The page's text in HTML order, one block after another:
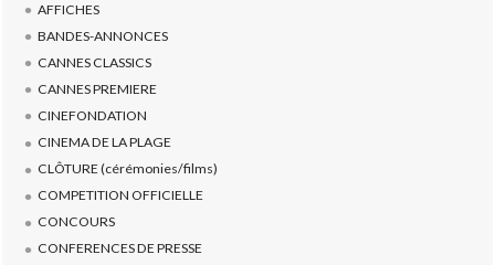
AFFICHES
BANDES-ANNONCES
CANNES CLASSICS
CANNES PREMIERE
CINEFONDATION
CINEMA DE LA PLAGE
CLÔTURE (cérémonies/films)
COMPETITION OFFICIELLE
CONCOURS
CONFERENCES DE PRESSE